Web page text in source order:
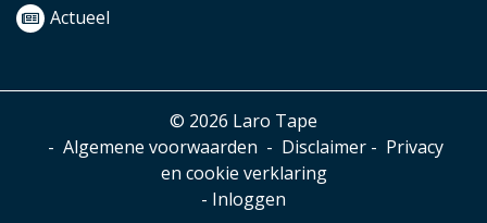
Actueel
© 2026 Laro Tape
- Algemene voorwaarden - Disclaimer - Privacy
en cookie verklaring
- Inloggen